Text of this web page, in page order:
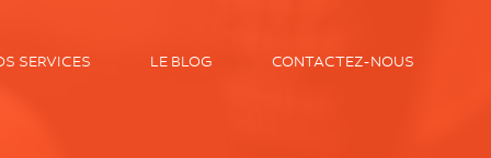
SERVICES LE BLOG CONTACTEZ-NOUS